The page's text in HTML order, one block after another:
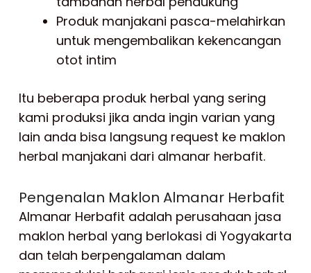
Produk manjakani pasca-melahirkan
untuk mengembalikan kekencangan
otot intim
Itu beberapa produk herbal yang sering
kami produksi jika anda ingin varian yang
lain anda bisa langsung request ke maklon
herbal manjakani dari almanar herbafit.
Pengenalan Maklon Almanar Herbafit
Almanar Herbafit adalah perusahaan jasa
maklon herbal yang berlokasi di Yogyakarta
dan telah berpengalaman dalam